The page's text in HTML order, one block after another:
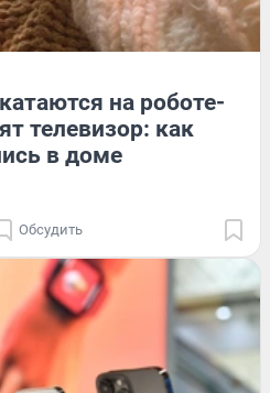
на роботе-
телевизор: как
в доме
Обсудить